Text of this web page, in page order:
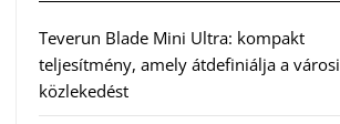
Teverun Blade Mini Ultra: kompakt
teljesítmény, amely átdefiniálja a városi
közlekedést